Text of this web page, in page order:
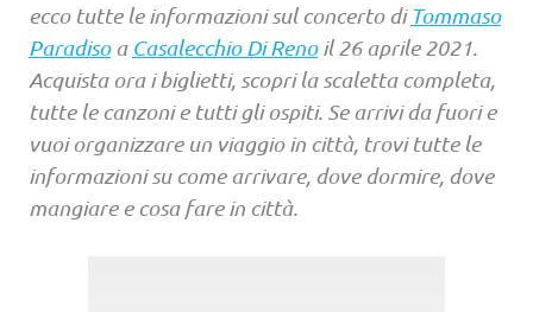
ecco tutte le informazioni sul concerto di Tommaso
Paradisoa Casalecchio Di Renoil 26 aprile 2021.
Acquista ora i biglietti, scopri la scaletta completa,
tutte le canzoni e tutti gli ospiti. Se arrivi da fuori e
vuoi organizzare un viaggio in città, trovi tutte le
informazioni su come arrivare, dove dormire, dove
mangiare e cosa fare in città.